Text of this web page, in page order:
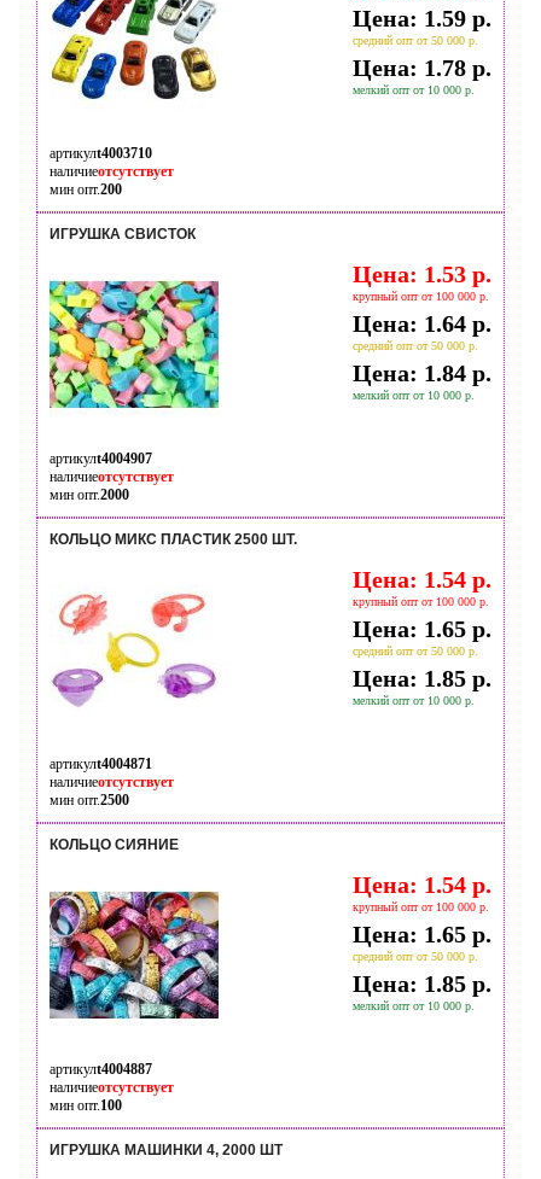
Цена: 1.59 р.
средний опт от 50 000 р.
Цена: 1.78 р.
мелкий опт от 10 000 р.
артикулt4003710
наличиеотсутствует
мин опт.200
ИГРУШКА СВИСТОК
Цена: 1.53 р.
крупный опт от 100 000 р.
Цена: 1.64 р.
средний опт от 50 000 р.
Цена: 1.84 р.
мелкий опт от 10 000 р.
артикулt4004907
наличиеотсутствует
мин опт.2000
КОЛЬЦО МИКС ПЛАСТИК 2500 ШТ.
Цена: 1.54 р.
крупный опт от 100 000 р.
Цена: 1.65 р.
средний опт от 50 000 р.
Цена: 1.85 р.
мелкий опт от 10 000 р.
артикулt4004871
наличиеотсутствует
мин опт.2500
КОЛЬЦО СИЯНИЕ
Цена: 1.54 р.
крупный опт от 100 000 р.
Цена: 1.65 р.
средний опт от 50 000 р.
Цена: 1.85 р.
мелкий опт от 10 000 р.
артикулt4004887
наличиеотсутствует
мин опт.100
ИГРУШКА МАШИНКИ 4, 2000 ШТ